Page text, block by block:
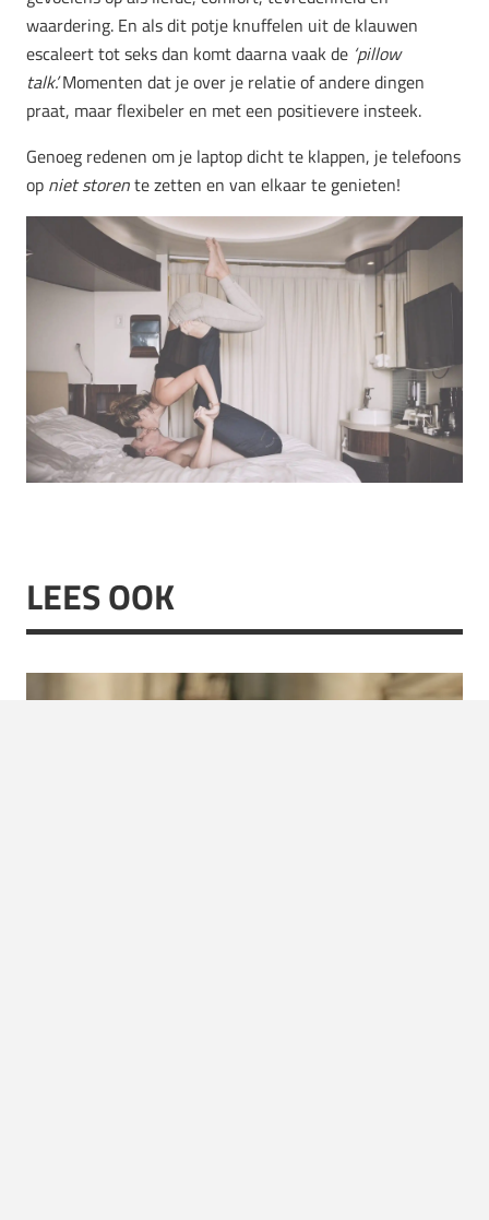
waardering. En als dit potje knuffelen uit de klauwen
escaleert tot seks dan komt daarna vaak de ‘pillow
talk’.Momenten dat je over je relatie of andere dingen
praat, maar flexibeler en met een positievere insteek.
Genoeg redenen om je laptop dicht te klappen, je telefoons
op niet storente zetten en van elkaar te genieten!
LEES OOK